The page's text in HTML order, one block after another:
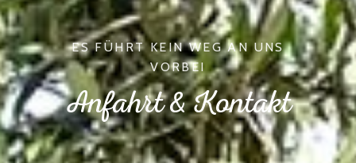
ES FÜHRT KEIN WEG AN UNS
VORBEI
Anfahrt & Kontakt